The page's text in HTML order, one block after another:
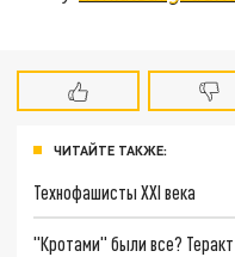
ЧИТАЙТЕ ТАКЖЕ:
Технофашисты XXI века
"Кротами" были все?